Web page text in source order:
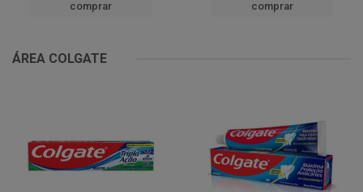
comprar
comprar
ÁREA COLGATE